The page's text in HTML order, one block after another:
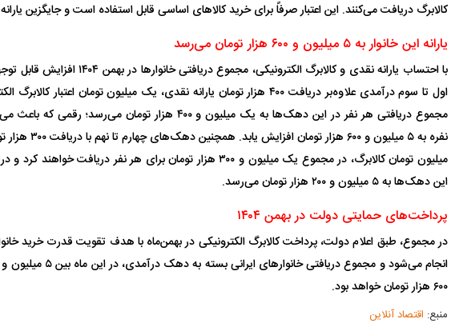
کالابرگ دریافت می‌کنند. این اعتبار صرفاً برای خرید کالا‌های اساسی قابل استفاده است و جایگزین
یارانه این خانوار به ۵ میلیون و ۶۰۰ هزار تومان می‌رسد
با احتساب یارانه نقدی و کالابرگ
اول تا سوم درآمدی علاوه‌بر دریافت ۴۰۰ هزار تومان یارانه نقدی، یک میلیون تومان
مجموع دریافتی هر نفر در این دهک‌ها به یک میلیون و ۴۰۰ هزار
نفره به ۵ میلیون و
میلیون تومان کالابرگ، در مجموع یک میلیون و ۳۰۰ هزار تومان برای هر نفر
این دهک‌ها به ۵ میلیون و ۲۰۰ هزار تومان می‌رسد.
پرداخت‌های حمایتی دولت در بهمن ۱۴۰۴
در مجموع، طبق اعلام دولت، پرداخت کالابرگ الکترونیکی در بهمن‌ماه با هدف تقویت قدرت خرید
۶۰۰ هزار تومان خواهد بود.
منبع: اقتصاد آنلاین
پاسخ مثبت فیفا به پرسپولیس برای
جذب مدافع جوان نساجی
گزینه استقلال در آستانه پیوستن به
گل‌گهر
دلیل غیبت دو